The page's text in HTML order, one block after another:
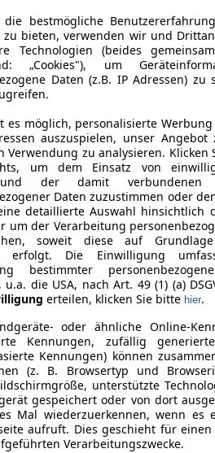
bestmögliche
zu bieten, verwenden wir und
Technologien (beides
„Cookies"), um
Daten (z.B. IP Adressen) zu
es möglich, personalisierte
auszuspielen, unser Angebot
Verwendung zu analysieren. Klicken
um dem Einsatz von
der damit verbundenen
Daten zuzustimmen oder
detaillierte Auswahl hinsichtlich
um der Verarbeitung
soweit diese auf
erfolgt. Die Einwilligung
bestimmter
die USA, nach Art. 49 (1) (a)
erteilen, klicken Sie bitte hier.
oder ähnliche Online-
Kennungen, zufällig
Kennungen) können
(z. B. Browsertyp und
unterstützte
gespeichert oder von dort
Mal wiederzuerkennen, wenn es
aufruft. Dies geschieht für
Verarbeitungszwecke.